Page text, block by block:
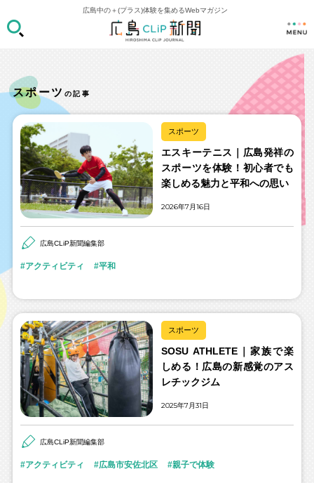
広島中の＋(プラス)体験を集めるWebマガジン
スポーツ の記事
スポーツ
エスキーテニス｜広島発祥の
スポーツを体験！初心者でも
楽しめる魅力と平和への思い
2026年7月16日
広島CLiP新聞編集部
アクティビティ 平和
スポーツ
SOSU ATHLETE｜家族で楽
しめる！広島の新感覚のアス
レチックジム
2025年7月31日
広島CLiP新聞編集部
アクティビティ 広島市安佐北区 親子で体験